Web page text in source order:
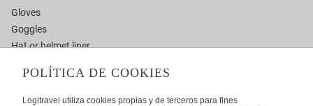
Gloves
Goggles
Hat or helmet liner
Ski socks
Ski pants and jacket
POLÍTICA DE COOKIES
Logitravel utiliza cookies propias y de terceros para fines